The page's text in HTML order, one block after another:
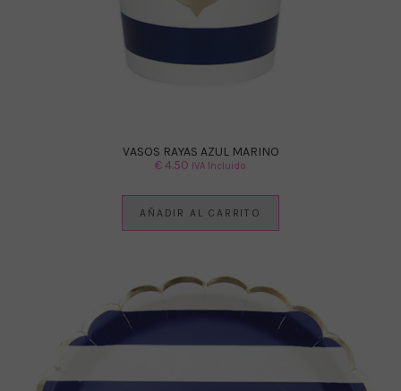
VASOS RAYAS AZUL MARINO
€4.50 IVA Incluido
AÑADIR AL CARRITO